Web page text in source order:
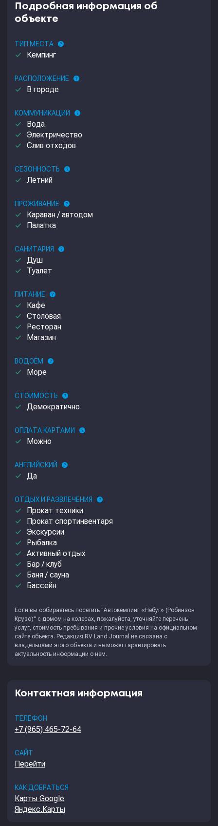
Подробная информация об
объекте
ТИП МЕСТА help
done Кемпинг
РАСПОЛОЖЕНИЕ help
done В городе
КОММУНИКАЦИИ help
done Вода
done Электричество
done Слив отходов
СЕЗОННОСТЬ help
done Летний
ПРОЖИВАНИЕ help
done Караван / автодом
done Палатка
САНИТАРИЯ help
done Душ
done Туалет
ПИТАНИЕ help
done Кафе
done Столовая
done Ресторан
done Магазин
ВОДОЁМ help
done Море
СТОИМОСТЬ help
done Демократично
ОПЛАТА КАРТАМИ help
done Можно
АНГЛИЙСКИЙ help
done Да
ОТДЫХ И РАЗВЛЕЧЕНИЯ help
done Прокат техники
done Прокат спортинвентаря
done Экскурсии
done Рыбалка
done Активный отдых
done Бар / клуб
done Баня / сауна
done Бассейн
Если вы собираетесь посетить "Автокемпинг «Небуг» (Робинзон
Крузо)" с домом на колесах, пожалуйста, уточняйте перечень
услуг, стоимость пребывания и прочие условия на официальном
сайте объекта. Редакция RV Land Journal не связана с
владельцами этого объекта и не может гарантировать
актуальность информации о нем.
Контактная информация
ТЕЛЕФОН
+7 (965) 465-72-64
САЙТ
Перейти
КАК ДОБРАТЬСЯ
Карты Google
Яндекс.Карты